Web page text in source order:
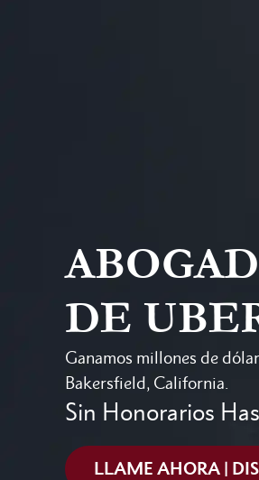
DE
Ganamos millones de
Bakersfield, California.
Sin Honorarios
LLAME AHORA |